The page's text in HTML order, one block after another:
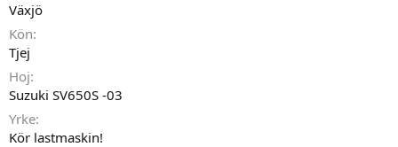
Växjö
Kön
Tjej
Hoj
Suzuki SV650S -03
Yrke
Kör lastmaskin!